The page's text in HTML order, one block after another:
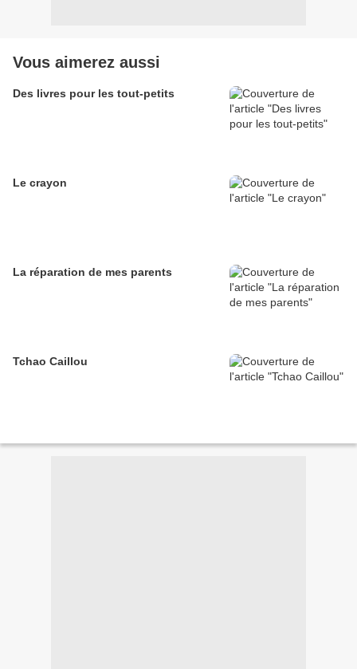
Vous aimerez aussi
Des livres pour les tout-petits
Le crayon
La réparation de mes parents
Tchao Caillou